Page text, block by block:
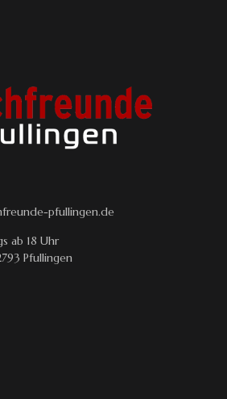
pfullingen.de
ab 18 Uhr
Pfullingen